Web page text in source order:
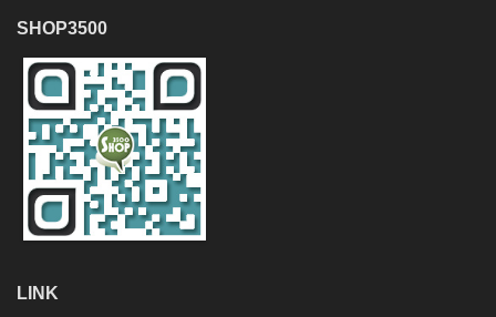
SHOP3500
LINK